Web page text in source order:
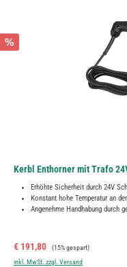
%
Kerbl Enthorner mit Trafo
Erhöhte Sicherheit durch 24V
Konstant hohe Temperatur an
Angenehme Handhabung durch
Verkaufspreis:
€ 191,80 Regulärer Preis:
(15% gespart)
inkl. MwSt. zzgl. Versand